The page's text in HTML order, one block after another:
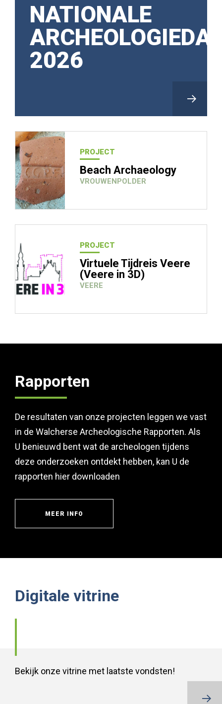
Waar ben je naar op zoek?
NATIONALE
2026
LEES VERDER
PROJECT
Beach Archaeology
VROUWENPOLDER
PROJECT
Virtuele Tijdreis Veere
(Veere in 3D)
VEERE
Rapporten
De resultaten van onze projecten leggen we vast
in de Walcherse Archeologische Rapporten. Als
U benieuwd bent wat de archeologen tijdens
deze onderzoeken ontdekt hebben, kan U de
rapporten hier downloaden
MEER INFO
Digitale vitrine
Bekijk onze vitrine met laatste vondsten!
BEKIJK